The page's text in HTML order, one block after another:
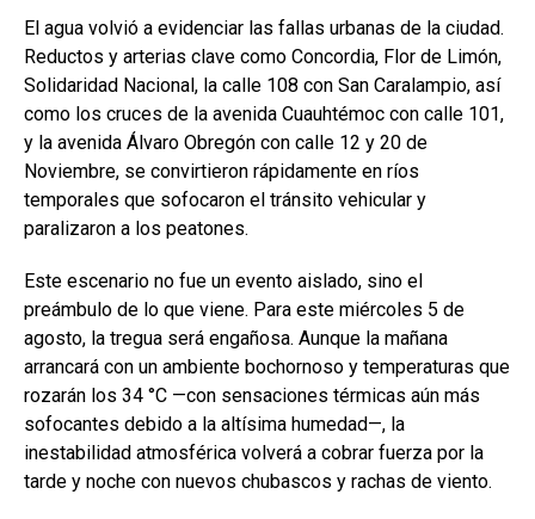
El agua volvió a evidenciar las fallas urbanas de la ciudad.
Reductos y arterias clave como Concordia, Flor de Limón,
Solidaridad Nacional, la calle 108 con San Caralampio, así
como los cruces de la avenida Cuauhtémoc con calle 101,
y la avenida Álvaro Obregón con calle 12 y 20 de
Noviembre, se convirtieron rápidamente en ríos
temporales que sofocaron el tránsito vehicular y
paralizaron a los peatones.
Este escenario no fue un evento aislado, sino el
preámbulo de lo que viene. Para este miércoles 5 de
agosto, la tregua será engañosa. Aunque la mañana
arrancará con un ambiente bochornoso y temperaturas que
rozarán los 34 °C —con sensaciones térmicas aún más
sofocantes debido a la altísima humedad—, la
inestabilidad atmosférica volverá a cobrar fuerza por la
tarde y noche con nuevos chubascos y rachas de viento.